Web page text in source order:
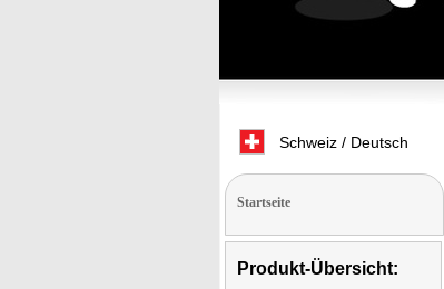
Schweiz / Deutsch
Startseite
Produkt-Übersicht: